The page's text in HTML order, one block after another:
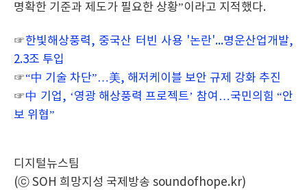
명확한 기준과 제도가 필요한 상황”이라고 지적했다.
☞한빛해상풍력, 중국산 터빈 사용 '논란'...명운산업개발,
2.3조 투입
☞“中 기술 차단”…美, 해저케이블 보안 규제 강화 추진
☞中 기업, ‘영광 해상풍력 프로젝트’ 참여…국민의힘 “안
보 위협”
디지털뉴스팀
(ⓒ SOH 희망지성 국제방송 soundofhope.kr)